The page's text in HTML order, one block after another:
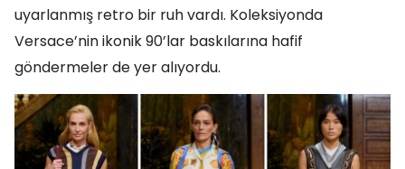
uyarlanmış retro bir ruh vardı. Koleksiyonda
Versace’nin ikonik 90’lar baskılarına hafif
göndermeler de yer alıyordu.